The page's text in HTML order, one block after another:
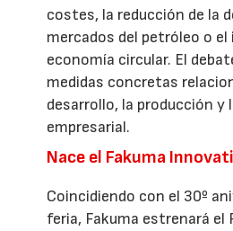
costes, la reducción de la
mercados del petróleo o el
economía circular. El
medidas concretas
desarrollo, la producción y
empresarial.
Nace el Fakuma
Coincidiendo con el 30º
feria, Fakuma estrenará el